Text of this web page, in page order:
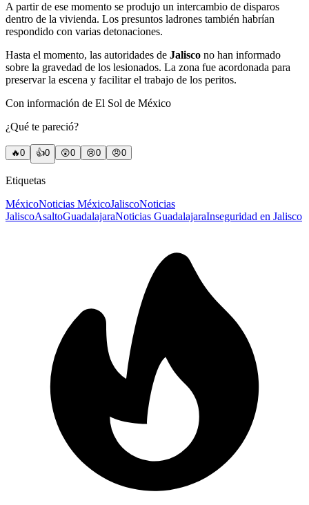
A partir de ese momento se produjo un intercambio de disparos
dentro de la vivienda. Los presuntos ladrones también habrían
respondido con varias detonaciones.
Hasta el momento, las autoridades de Jalisco no han informado
sobre la gravedad de los lesionados. La zona fue acordonada para
preservar la escena y facilitar el trabajo de los peritos.
Con información de El Sol de México
¿Qué te pareció?
🔥0 👍0 😲0 😢0 😠0
Etiquetas
MéxicoNoticias MéxicoJaliscoNoticias
JaliscoAsaltoGuadalajaraNoticias GuadalajaraInseguridad en Jalisco